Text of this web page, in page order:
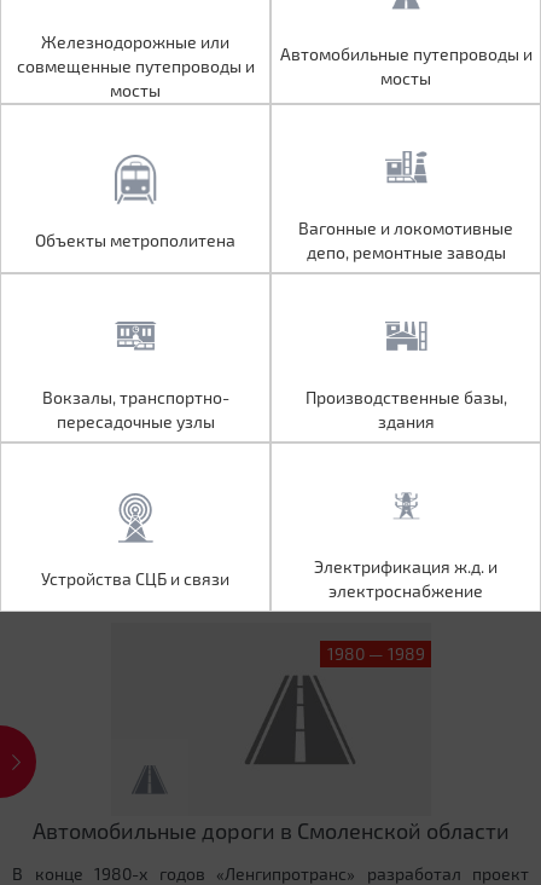
Железнодорожные или
совмещенные путепроводы и
мосты
Автомобильные путепроводы и
мосты
Вагонные и локомотивные
Вокзалы, транспортно-
пересадочные узлы
Производственные базы,
Электрификация ж.д. и
электроснабжение
Железнодорожные или
совмещенные путепроводы и
мосты
Автомобильные путепроводы и
мосты
Объекты метрополитена
Вагонные и локомотивные
депо, ремонтные заводы
Вокзалы, транспортно-
пересадочные узлы
Производственные базы,
здания
Устройства СЦБ и связи
Электрификация ж.д. и
электроснабжение
1980 — 1989
Автомобильные дороги в Смоленской области
В конце 1980-х годов «Ленгипротранс» разработал проект